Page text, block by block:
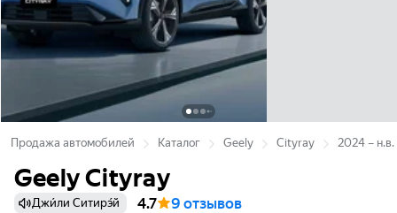
Продажа автомобилей Каталог Geely Cityray 2024 – н.в.
Geely Cityray
Джи́ли Ситирэ́й 4.7
9 отзывов